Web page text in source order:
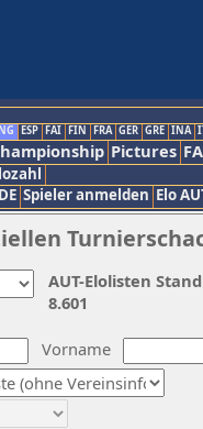
ESP FAI FIN FRA GER GRE INA
Pictures
Spieler anmelden Elo
Vorname
AUT-Elolisten
8.601